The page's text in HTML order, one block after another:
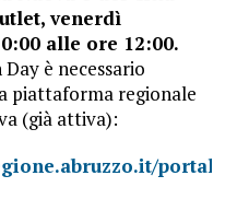
venerdì
alle ore 12:00.
è necessario
piattaforma regionale
(già attiva):